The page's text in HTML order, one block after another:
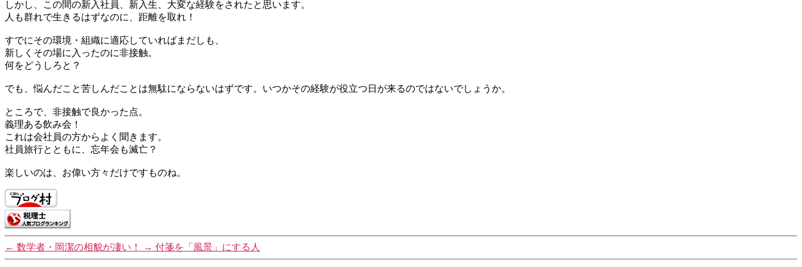
しかし、この間の新入社員、新入生、大変な経験をされたと思います。
人も群れで生きるはずなのに、距離を取れ！
すでにその環境・組織に適応していればまだしも、
新しくその場に入ったのに非接触。
何をどうしろと？
でも、悩んだこと苦しんだことは無駄にならないはずです。いつかその経験が役立つ日が来るのではないでしょうか。
ところで、非接触で良かった点。
義理ある飲み会！
これは会社員の方からよく聞きます。
社員旅行とともに、忘年会も滅亡？
楽しいのは、お偉い方々だけですものね。
← 数学者・岡潔の相貌が凄い！ → 付箋を「風景」にする人